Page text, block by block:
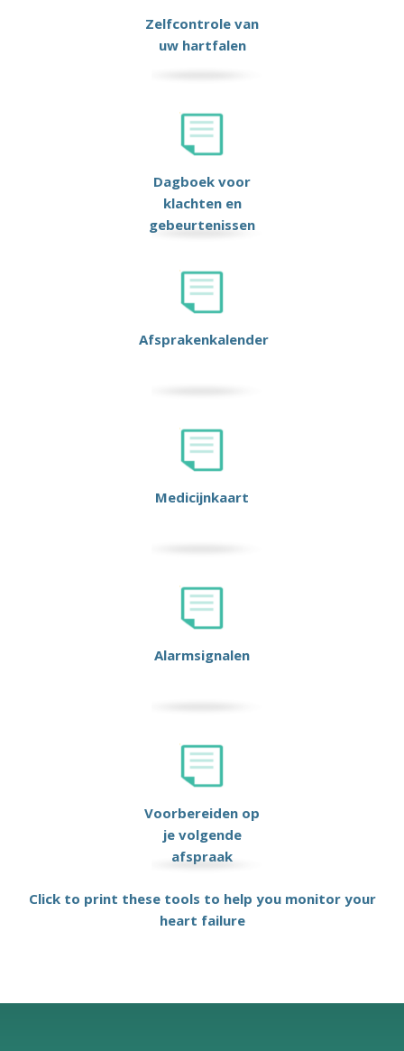
Zelfcontrole van
uw hartfalen
Dagboek voor
klachten en
gebeurtenissen
Afsprakenkalender
Medicijnkaart
Alarmsignalen
Voorbereiden op
je volgende
afspraak
Click to print these tools to help you monitor your
heart failure